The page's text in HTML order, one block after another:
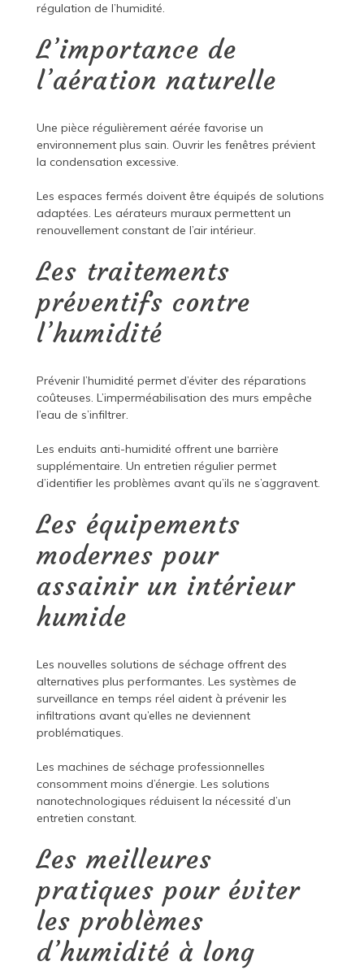
régulation de l’humidité.
L’importance de
l’aération naturelle
Une pièce régulièrement aérée favorise un
environnement plus sain. Ouvrir les fenêtres prévient
la condensation excessive.
Les espaces fermés doivent être équipés de solutions
adaptées. Les aérateurs muraux permettent un
renouvellement constant de l’air intérieur.
Les traitements
préventifs contre
l’humidité
Prévenir l’humidité permet d’éviter des réparations
coûteuses. L’imperméabilisation des murs empêche
l’eau de s’infiltrer.
Les enduits anti-humidité offrent une barrière
supplémentaire. Un entretien régulier permet
d’identifier les problèmes avant qu’ils ne s’aggravent.
Les équipements
modernes pour
assainir un intérieur
humide
Les nouvelles solutions de séchage offrent des
alternatives plus performantes. Les systèmes de
surveillance en temps réel aident à prévenir les
infiltrations avant qu’elles ne deviennent
problématiques.
Les machines de séchage professionnelles
consomment moins d’énergie. Les solutions
nanotechnologiques réduisent la nécessité d’un
entretien constant.
Les meilleures
pratiques pour éviter
les problèmes
d’humidité à long